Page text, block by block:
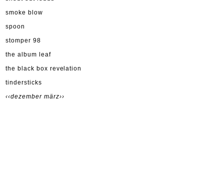
smoke blow
spoon
stomper 98
the album leaf
the black box revelation
tindersticks
‹‹dezember märz››